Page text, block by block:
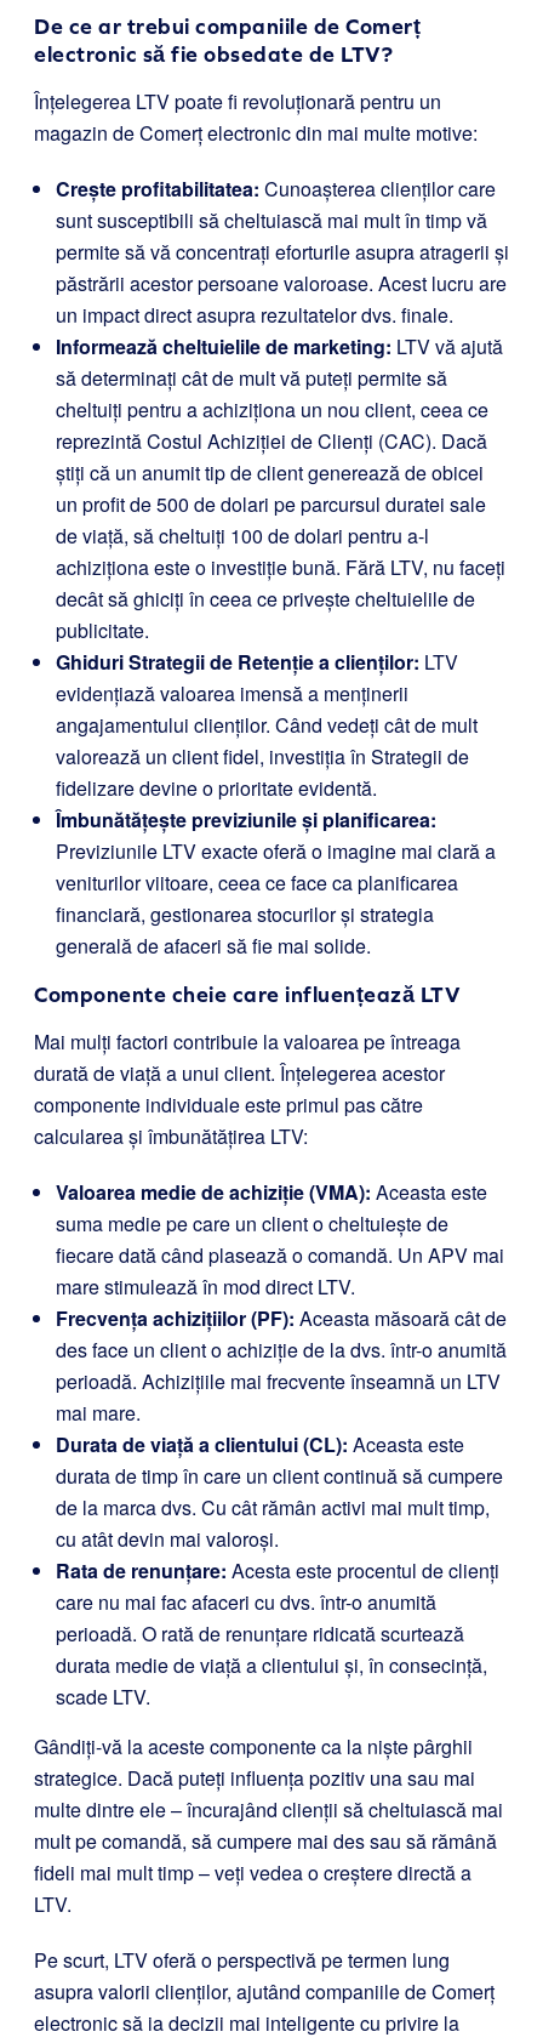
De ce ar trebui companiile de Comerț
electronic să fie obsedate de LTV?
Înțelegerea LTV poate fi revoluționară pentru un
magazin de Comerț electronic din mai multe motive:
Crește profitabilitatea: Cunoașterea clienților care
sunt susceptibili să cheltuiască mai mult în timp vă
permite să vă concentrați eforturile asupra atragerii și
păstrării acestor persoane valoroase. Acest lucru are
un impact direct asupra rezultatelor dvs. finale.
Informează cheltuielile de marketing: LTV vă ajută
să determinați cât de mult vă puteți permite să
cheltuiți pentru a achiziționa un nou client, ceea ce
reprezintă Costul Achiziției de Clienți (CAC). Dacă
știți că un anumit tip de client generează de obicei
un profit de 500 de dolari pe parcursul duratei sale
de viață, să cheltuiți 100 de dolari pentru a-l
achiziționa este o investiție bună. Fără LTV, nu faceți
decât să ghiciți în ceea ce privește cheltuielile de
publicitate.
Ghiduri Strategii de Retenție a clienților: LTV
evidențiază valoarea imensă a menținerii
angajamentului clienților. Când vedeți cât de mult
valorează un client fidel, investiția în Strategii de
fidelizare devine o prioritate evidentă.
Îmbunătățește previziunile și planificarea:
Previziunile LTV exacte oferă o imagine mai clară a
veniturilor viitoare, ceea ce face ca planificarea
financiară, gestionarea stocurilor și strategia
generală de afaceri să fie mai solide.
Componente cheie care influențează LTV
Mai mulți factori contribuie la valoarea pe întreaga
durată de viață a unui client. Înțelegerea acestor
componente individuale este primul pas către
calcularea și îmbunătățirea LTV:
Valoarea medie de achiziție (VMA): Aceasta este
suma medie pe care un client o cheltuiește de
fiecare dată când plasează o comandă. Un APV mai
mare stimulează în mod direct LTV.
Frecvența achizițiilor (PF): Aceasta măsoară cât de
des face un client o achiziție de la dvs. într-o anumită
perioadă. Achizițiile mai frecvente înseamnă un LTV
mai mare.
Durata de viață a clientului (CL): Aceasta este
durata de timp în care un client continuă să cumpere
de la marca dvs. Cu cât rămân activi mai mult timp,
cu atât devin mai valoroși.
Rata de renunțare: Acesta este procentul de clienți
care nu mai fac afaceri cu dvs. într-o anumită
perioadă. O rată de renunțare ridicată scurtează
durata medie de viață a clientului și, în consecință,
scade LTV.
Gândiți-vă la aceste componente ca la niște pârghii
strategice. Dacă puteți influența pozitiv una sau mai
multe dintre ele – încurajând clienții să cheltuiască mai
mult pe comandă, să cumpere mai des sau să rămână
fideli mai mult timp – veți vedea o creștere directă a
LTV.
Pe scurt, LTV oferă o perspectivă pe termen lung
asupra valorii clienților, ajutând companiile de Comerț
electronic să ia decizii mai inteligente cu privire la